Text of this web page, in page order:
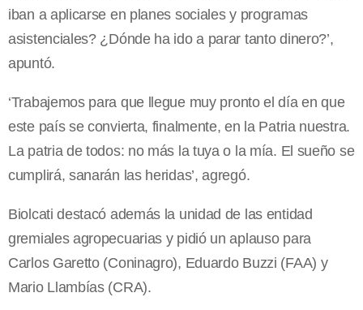
iban a aplicarse en planes sociales y programas
asistenciales? ¿Dónde ha ido a parar tanto dinero?’,
apuntó.
‘Trabajemos para que llegue muy pronto el día en que
este país se convierta, finalmente, en la Patria nuestra.
La patria de todos: no más la tuya o la mía. El sueño se
cumplirá, sanarán las heridas’, agregó.
Biolcati destacó además la unidad de las entidad
gremiales agropecuarias y pidió un aplauso para
Carlos Garetto (Coninagro), Eduardo Buzzi (FAA) y
Mario Llambías (CRA).